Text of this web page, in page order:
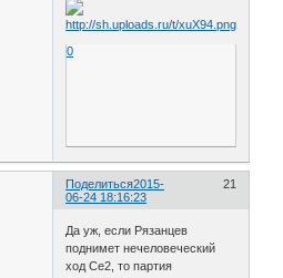
0
Поделиться 21
2015-
06-24 18:16:23
Да уж, если Рязанцев
поднимет нечеловеческий
ход Се2, то партия